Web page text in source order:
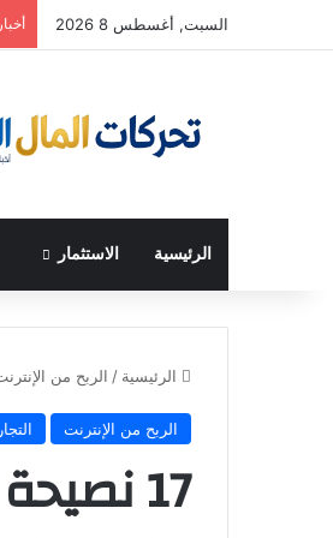
السبت, أغسطس 8 2026
الرئيسية الاستثمار
الرئيسية / الربح من
الربح من الإنترنت
17